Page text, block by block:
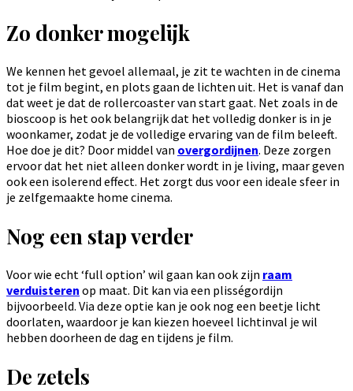
Zo donker mogelijk
We kennen het gevoel allemaal, je zit te wachten in de cinema
tot je film begint, en plots gaan de lichten uit. Het is vanaf dan
dat weet je dat de rollercoaster van start gaat. Net zoals in de
bioscoop is het ook belangrijk dat het volledig donker is in je
woonkamer, zodat je de volledige ervaring van de film beleeft.
Hoe doe je dit? Door middel van overgordijnen. Deze zorgen
ervoor dat het niet alleen donker wordt in je living, maar geven
ook een isolerend effect. Het zorgt dus voor een ideale sfeer in
je zelfgemaakte home cinema.
Nog een stap verder
Voor wie echt ‘full option’ wil gaan kan ook zijn raam
verduisteren op maat. Dit kan via een plisségordijn
bijvoorbeeld. Via deze optie kan je ook nog een beetje licht
doorlaten, waardoor je kan kiezen hoeveel lichtinval je wil
hebben doorheen de dag en tijdens je film.
De zetels